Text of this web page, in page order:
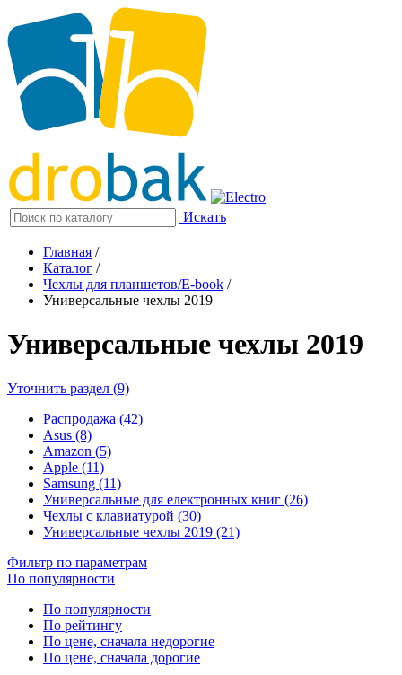
Искать
Главная /
Каталог /
Чехлы для планшетов/E-book /
Универсальные чехлы 2019
Универсальные чехлы 2019
Уточнить раздел (9)
Распродажа (42)
Asus (8)
Amazon (5)
Apple (11)
Samsung (11)
Универсальные для електронных книг (26)
Чехлы с клавиатурой (30)
Универсальные чехлы 2019 (21)
Фильтр по параметрам
По популярности
По популярности
По рейтингу
По цене, сначала недорогие
По цене, сначала дорогие